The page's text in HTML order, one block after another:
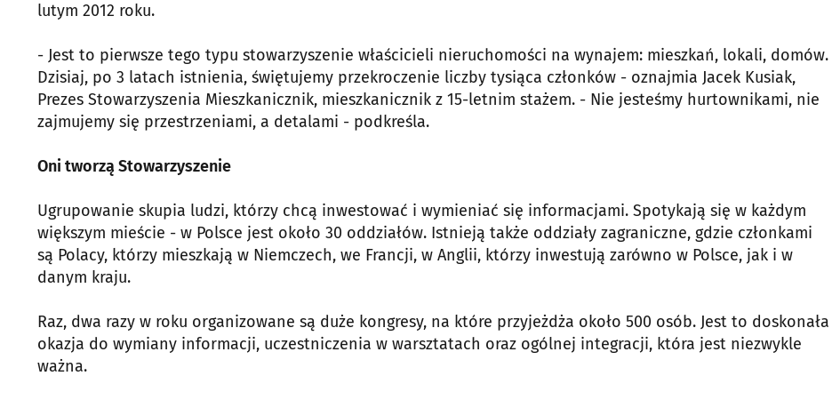
lutym 2012 roku.
- Jest to pierwsze tego typu stowarzyszenie właścicieli nieruchomości na wynajem: mieszkań, lokali, domów.
Dzisiaj, po 3 latach istnienia, świętujemy przekroczenie liczby tysiąca członków - oznajmia Jacek Kusiak,
Prezes Stowarzyszenia Mieszkanicznik, mieszkanicznik z 15-letnim stażem. - Nie jesteśmy hurtownikami, nie
zajmujemy się przestrzeniami, a detalami - podkreśla.
Oni tworzą Stowarzyszenie
Ugrupowanie skupia ludzi, którzy chcą inwestować i wymieniać się informacjami. Spotykają się w każdym
większym mieście - w Polsce jest około 30 oddziałów. Istnieją także oddziały zagraniczne, gdzie członkami
są Polacy, którzy mieszkają w Niemczech, we Francji, w Anglii, którzy inwestują zarówno w Polsce, jak i w
danym kraju.
Raz, dwa razy w roku organizowane są duże kongresy, na które przyjeżdża około 500 osób. Jest to doskonała
okazja do wymiany informacji, uczestniczenia w warsztatach oraz ogólnej integracji, która jest niezwykle
ważna.